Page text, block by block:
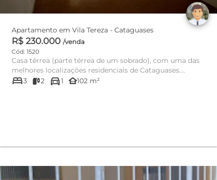
Apartamento em Vila Tereza - Cataguases
R$ 230.000 /venda
Cód: 1520
Casa térrea (parte térrea de um sobrado), com uma das
melhores localizações residenciais de Cataguases.
Situado na parte...
bed3 2 directions_car1 other_houses102 m²